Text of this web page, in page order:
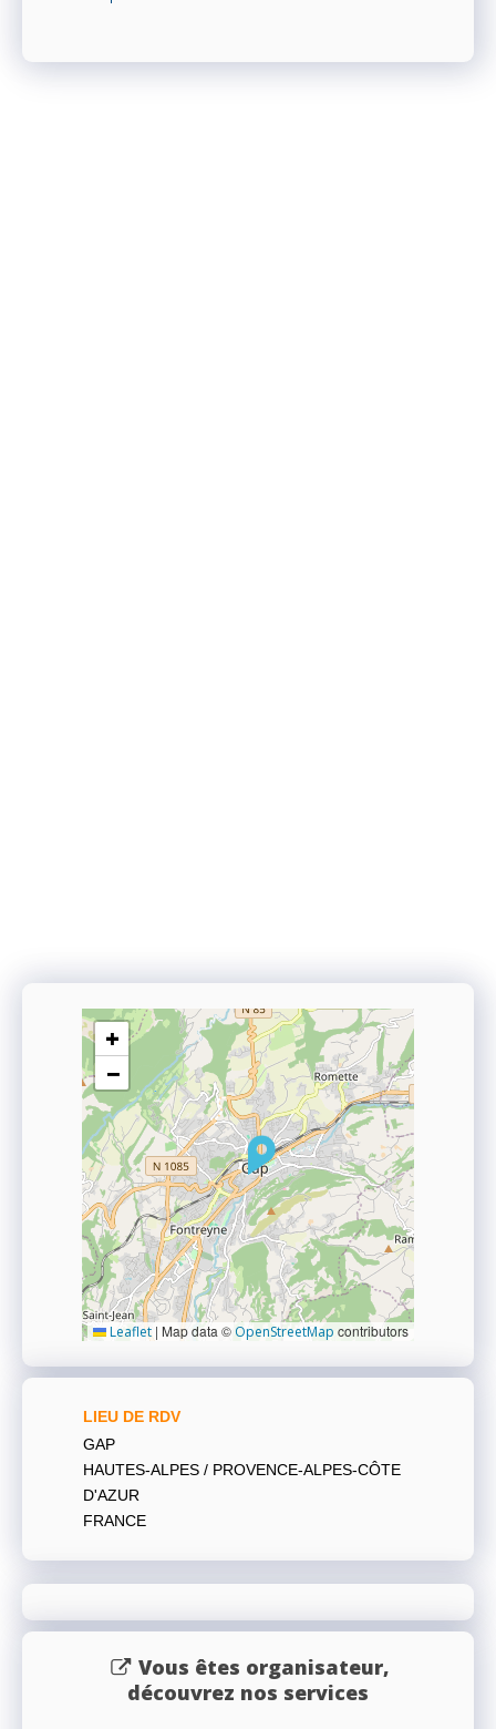
+
−
Leaflet | Map data © OpenStreetMap contributors
LIEU DE RDV
GAP
HAUTES-ALPES / PROVENCE-ALPES-CÔTE
D'AZUR
FRANCE
Vous êtes organisateur,
découvrez nos services